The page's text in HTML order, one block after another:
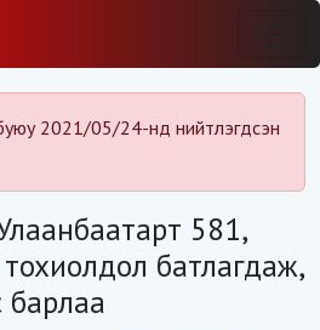
2021/05/24-нд нийтлэгдсэн
581,
батлагдаж,